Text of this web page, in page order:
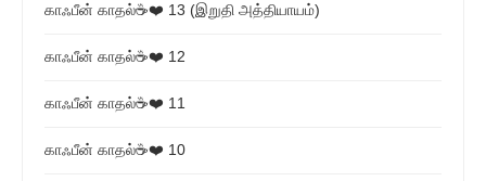
காஃபீன் காதல்☕❤️ 13 (இறுதி அத்தியாயம்)
காஃபீன் காதல்☕❤️ 12
காஃபீன் காதல்☕❤️ 11
காஃபீன் காதல்☕❤️ 10